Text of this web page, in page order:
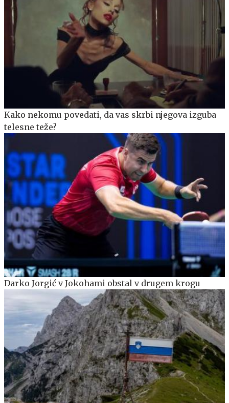
Kako nekomu povedati, da vas skrbi njegova izguba
telesne teže?
Darko Jorgić v Jokohami obstal v drugem krogu